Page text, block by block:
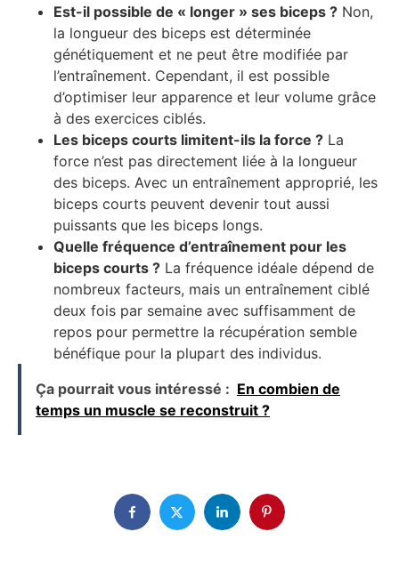
Est-il possible de « longer » ses biceps ? Non,
la longueur des biceps est déterminée
génétiquement et ne peut être modifiée par
l’entraînement. Cependant, il est possible
d’optimiser leur apparence et leur volume grâce
à des exercices ciblés.
Les biceps courts limitent-ils la force ? La
force n’est pas directement liée à la longueur
des biceps. Avec un entraînement approprié, les
biceps courts peuvent devenir tout aussi
puissants que les biceps longs.
Quelle fréquence d’entraînement pour les
biceps courts ? La fréquence idéale dépend de
nombreux facteurs, mais un entraînement ciblé
deux fois par semaine avec suffisamment de
repos pour permettre la récupération semble
bénéfique pour la plupart des individus.
Ça pourrait vous intéressé : En combien de
temps un muscle se reconstruit ?